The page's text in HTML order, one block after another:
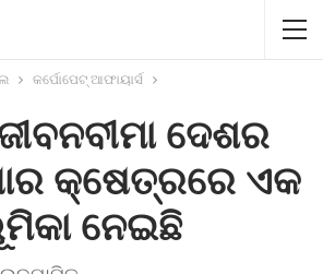
କର୍ପୋପେଟ୍ ଆଫାୟାର୍ସ
ଦେଶର
କ୍ଷେତ୍ରରେ ଏକ
ନେଇଛି